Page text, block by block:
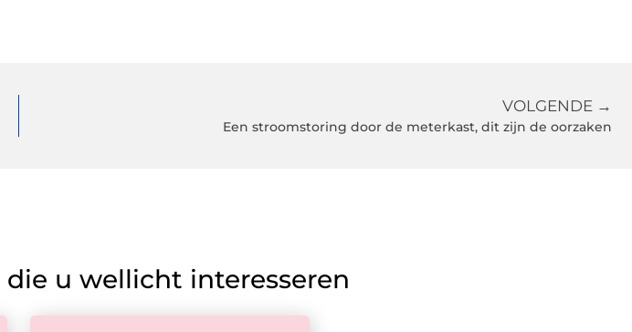
VOLGENDE →
Een stroomstoring door de meterkast, dit zijn de oorzaken
die u wellicht interesseren